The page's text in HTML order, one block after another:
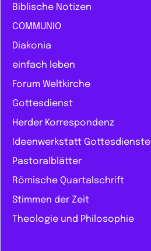
Biblische Notizen
COMMUNIO
Diakonia
einfach leben
Forum Weltkirche
Gottesdienst
Herder Korrespondenz
Ideenwerkstatt Gottesdienste
Pastoralblätter
Römische Quartalschrift
Stimmen der Zeit
Theologie und Philosophie